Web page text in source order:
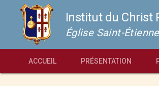
Institut du Christ
Église Saint-
ACCUEIL PRÉSENTATION